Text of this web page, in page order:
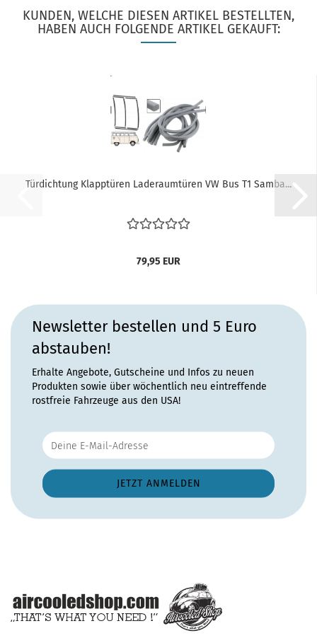
KUNDEN, WELCHE DIESEN ARTIKEL BESTELLTEN,
HABEN AUCH FOLGENDE ARTIKEL GEKAUFT:
Türdichtung Klapptüren Laderaumtüren VW Bus T1 Samba...
79,95 EUR
Newsletter bestellen und 5 Euro
abstauben!
Erhalte Angebote, Gutscheine und Infos zu neuen
Produkten sowie über wöchentlich neu eintreffende
rostfreie Fahrzeuge aus den USA!